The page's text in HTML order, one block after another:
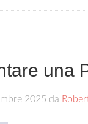
una
2025 da